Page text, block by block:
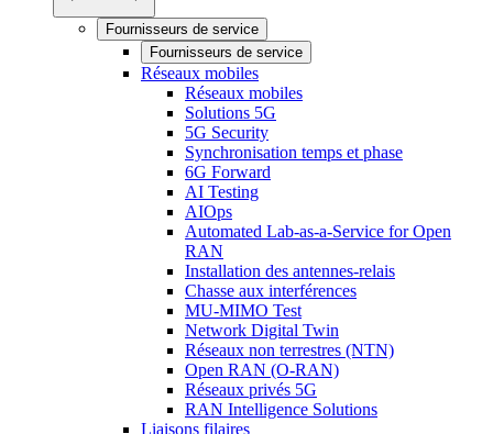
Fournisseurs de service
Fournisseurs de service
Réseaux mobiles
Réseaux mobiles
Solutions 5G
5G Security
Synchronisation temps et phase
6G Forward
AI Testing
AIOps
Automated Lab-as-a-Service for Open
RAN
Installation des antennes-relais
Chasse aux interférences
MU-MIMO Test
Network Digital Twin
Réseaux non terrestres (NTN)
Open RAN (O-RAN)
Réseaux privés 5G
RAN Intelligence Solutions
Liaisons filaires